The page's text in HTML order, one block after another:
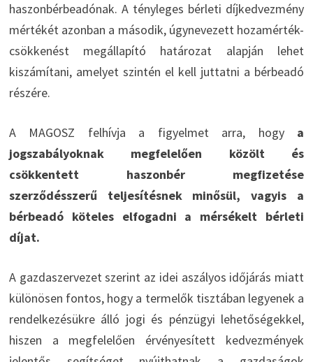
haszonbérbeadónak. A tényleges bérleti díjkedvezmény
mértékét azonban a második, úgynevezett hozamérték-
csökkenést megállapító határozat alapján lehet
kiszámítani, amelyet szintén el kell juttatni a bérbeadó
részére.
A MAGOSZ felhívja a figyelmet arra, hogy a
jogszabályoknak megfelelően közölt és
csökkentett haszonbér megfizetése
szerződésszerű teljesítésnek minősül, vagyis a
bérbeadó köteles elfogadni a mérsékelt bérleti
díjat.
A gazdaszervezet szerint az idei aszályos időjárás miatt
különösen fontos, hogy a termelők tisztában legyenek a
rendelkezésükre álló jogi és pénzügyi lehetőségekkel,
hiszen a megfelelően érvényesített kedvezmények